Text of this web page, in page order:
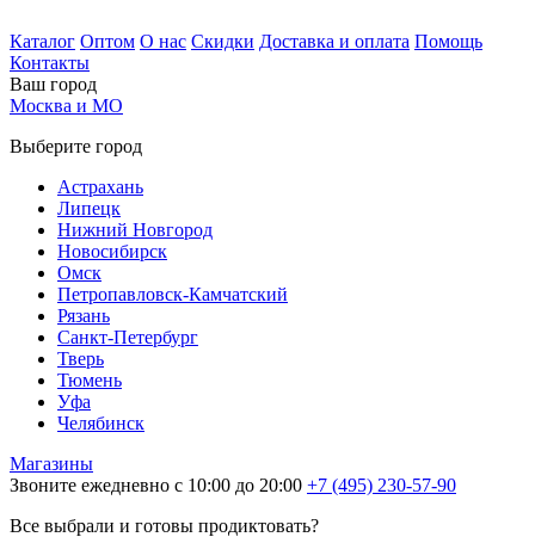
Каталог Оптом О нас Скидки Доставка и оплата Помощь
Контакты
Ваш город
Москва и МО
Выберите город
Астрахань
Липецк
Нижний Новгород
Новосибирск
Омск
Петропавловск-Камчатский
Рязань
Санкт-Петербург
Тверь
Тюмень
Уфа
Челябинск
Магазины
Звоните ежедневно с 10:00 до 20:00 +7 (495) 230-57-90
Все выбрали и готовы продиктовать?